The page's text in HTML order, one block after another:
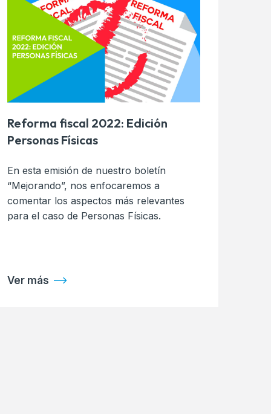
Reforma fiscal 2022: Edición
Personas Físicas
En esta emisión de nuestro boletín
“Mejorando”, nos enfocaremos a
comentar los aspectos más relevantes
para el caso de Personas Físicas.
Ver más